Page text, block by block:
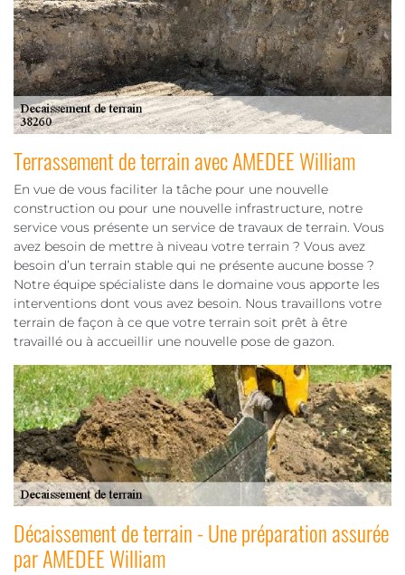
Terrassement de terrain avec AMEDEE William
En vue de vous faciliter la tâche pour une nouvelle
construction ou pour une nouvelle infrastructure, notre
service vous présente un service de travaux de terrain. Vous
avez besoin de mettre à niveau votre terrain ? Vous avez
besoin d’un terrain stable qui ne présente aucune bosse ?
Notre équipe spécialiste dans le domaine vous apporte les
interventions dont vous avez besoin. Nous travaillons votre
terrain de façon à ce que votre terrain soit prêt à être
travaillé ou à accueillir une nouvelle pose de gazon.
Décaissement de terrain - Une préparation assurée
par AMEDEE William